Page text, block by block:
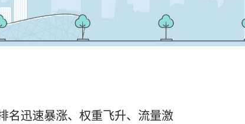
名迅速暴涨、权重飞升、流量激